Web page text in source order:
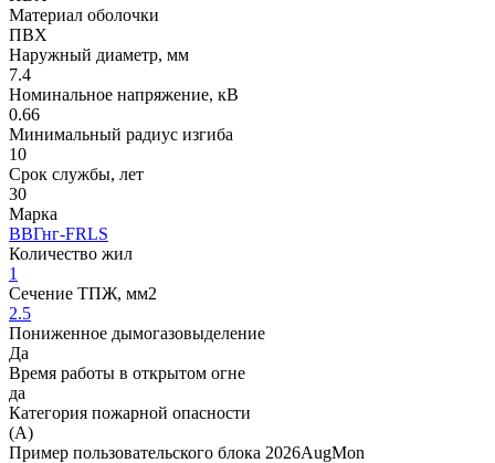
Материал оболочки
ПВХ
Наружный диаметр, мм
7.4
Номинальное напряжение, кВ
0.66
Минимальный радиус изгиба
10
Срок службы, лет
30
Марка
ВВГнг-FRLS
Количество жил
1
Сечение ТПЖ, мм2
2.5
Пониженное дымогазовыделение
Да
Время работы в открытом огне
да
Категория пожарной опасности
(A)
Пример пользовательского блока 2026AugMon